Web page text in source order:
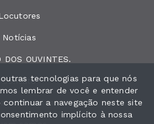
Notícias
DOS OUVINTES.
Contato
sua música
tecnologias para que nós
lembrar de você e entender
a navegação neste site
implícito à nossa